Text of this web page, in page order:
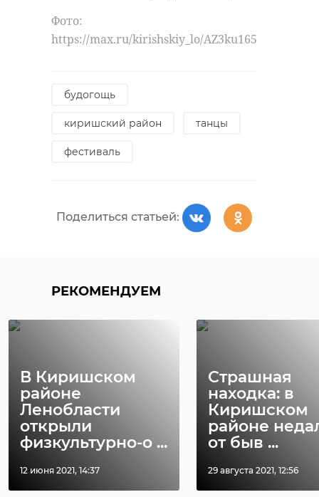
Фото:
https://max.ru/kirishskiy_lo/AZ3ku165JG4
будогощь
киришский район танцы
фестиваль
Поделиться статьей:
РЕКОМЕНДУЕМ
В Киришском
районе
Ленобласти
открыли
физкультурно-о ...
12 июня 2021, 14:37
Страшная
находка: в
Киришском
районе
от быв ...
29 августа 2021, 12:56